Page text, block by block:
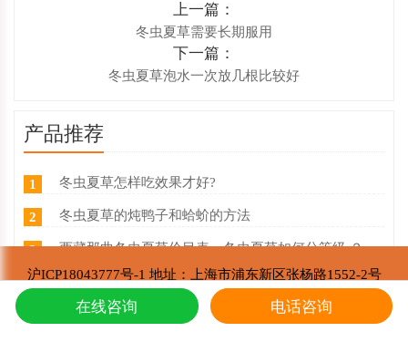
上一篇：
冬虫夏草需要长期服用
下一篇：
冬虫夏草泡水一次放几根比较好
产品推荐
1 冬虫夏草怎样吃效果才好?
2 冬虫夏草的炖鸭子和蛤蚧的方法
3 西藏那曲冬虫夏草价目表，冬虫夏草如何分等级 ？什么价
4 东强堂健康科技与那曲市招商局达成战略合作
第七届中国购物中心发展论坛在上海浦东国际会议中心成功举办
沪ICP18043777号-1 地址：上海市浦东新区张杨路1552-2号
东强堂健康科技有限公司 版权所有
Copyright © 2002-2021
在线咨询 电话咨询